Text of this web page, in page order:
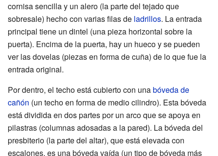
cornisa sencilla y un alero (la parte del tejado que
sobresale) hecho con varias filas de ladrillos. La entrada
principal tiene un dintel (una pieza horizontal sobre la
puerta). Encima de la puerta, hay un hueco y se pueden
ver las dovelas (piezas en forma de cuña) de lo que fue la
entrada original.
Por dentro, el techo está cubierto con unabóveda de
cañón (un techo en forma de medio cilindro). Esta bóveda
está dividida en dos partes por un arco que se apoya en
pilastras (columnas adosadas a la pared). La bóveda del
presbiterio (la parte del altar), que está elevada con
escalones, es una bóveda vaída (un tipo de bóveda más